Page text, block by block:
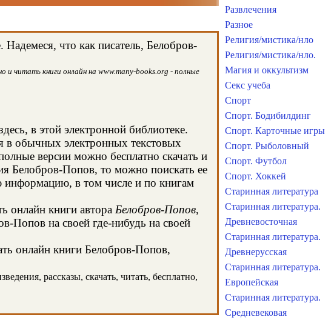
что как писатель, Белобров-
и читать книги онлайн на www.many-books.org - полные
в этой электронной библиотеке.
в обычных электронных текстовых
версии можно бесплатно скачать и
Белобров-Попов, то можно поискать ее
в том числе и по книгам
онлайн книги автора Белобров-Попов,
Попов на своей где-нибудь на своей
онлайн книги Белобров-Попов,
рассказы, скачать, читать, бесплатно,
Развлечения
Разное
Религия/мистика/нло
Религия/мистика/нло.
Магия и оккультизм
Секс учеба
Спорт
Спорт. Бодибилдинг
Спорт. Карточные игры
Спорт. Рыболовный
Спорт. Футбол
Спорт. Хоккей
Старинная литература
Старинная литература.
Древневосточная
Старинная литература.
Древнерусская
Старинная литература.
Европейская
Старинная литература.
Средневековая